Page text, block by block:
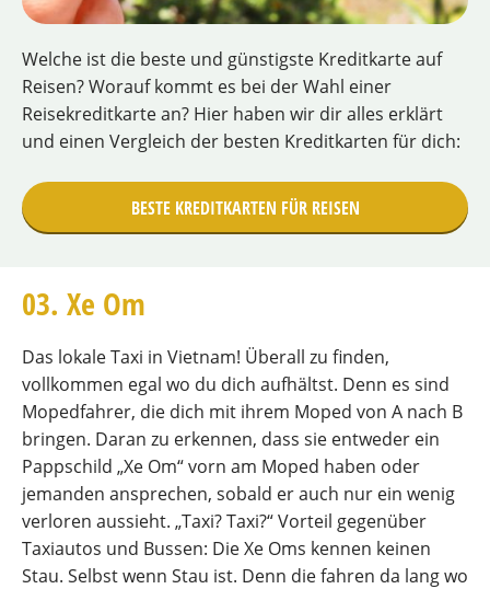
Welche ist die beste und günstigste Kreditkarte auf
Reisen? Worauf kommt es bei der Wahl einer
Reisekreditkarte an? Hier haben wir dir alles erklärt
und einen Vergleich der besten Kreditkarten für dich:
BESTE KREDITKARTEN FÜR REISEN
03. Xe Om
Das lokale Taxi in Vietnam! Überall zu finden,
vollkommen egal wo du dich aufhältst. Denn es sind
Mopedfahrer, die dich mit ihrem Moped von A nach B
bringen. Daran zu erkennen, dass sie entweder ein
Pappschild „Xe Om“ vorn am Moped haben oder
jemanden ansprechen, sobald er auch nur ein wenig
verloren aussieht. „Taxi? Taxi?“ Vorteil gegenüber
Taxiautos und Bussen: Die Xe Oms kennen keinen
Stau. Selbst wenn Stau ist. Denn die fahren da lang wo